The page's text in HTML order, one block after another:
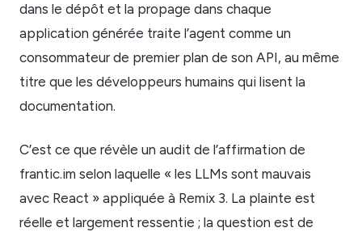
dans le dépôt et la propage dans chaque
application générée traite l’agent comme un
consommateur de premier plan de son API, au même
titre que les développeurs humains qui lisent la
documentation.
C’est ce que révèle un audit de l’affirmation de
frantic.im selon laquelle « les LLMs sont mauvais
avec React » appliquée à Remix 3. La plainte est
réelle et largement ressentie ; la question est de